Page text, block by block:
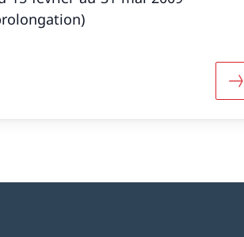
su ««Pier Paolo Pasolini. Wer